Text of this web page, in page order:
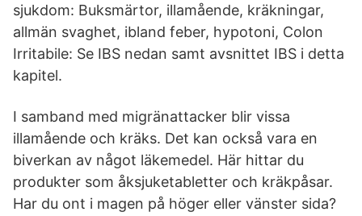
sjukdom: Buksmärtor, illamående, kräkningar,
allmän svaghet, ibland feber, hypotoni, Colon
Irritabile: Se IBS nedan samt avsnittet IBS i detta
kapitel.
I samband med migränattacker blir vissa
illamående och kräks. Det kan också vara en
biverkan av något läkemedel. Här hittar du
produkter som åksjuketabletter och kräkpåsar.
Har du ont i magen på höger eller vänster sida?